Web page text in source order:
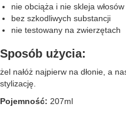
nie obciąża i nie skleja włosów
bez szkodliwych substancji
nie testowany na zwierzętach
Sposób użycia:
żel nałóż najpierw na dłonie, a
stylizację.
Pojemność: 207ml